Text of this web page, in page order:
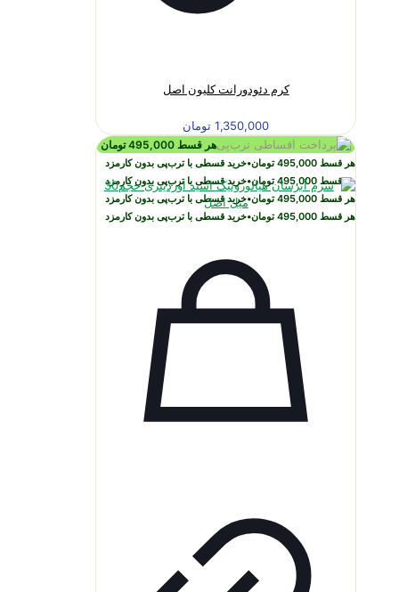
کرم دئودورانت کلیون اصل
1,350,000 تومان
هر قسط 495,000 تومان
هر قسط495,000 تومان•خرید قسطی با ترب‌پی بدون کارمزد
هر قسط495,000 تومان•خرید قسطی با ترب‌پی بدون کارمزد
هر قسط495,000 تومان•خرید قسطی با ترب‌پی بدون کارمزد
هر قسط495,000 تومان•خرید قسطی با ترب‌پی بدون کارمزد